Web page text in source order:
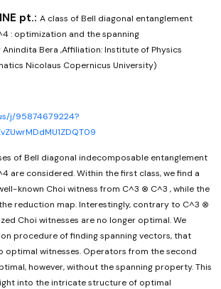
pt.: A class of Bell diagonal entanglement
: optimization and the spanning
Anindita Bera ,Affiliation: Institute of Physics
Nicolaus Copernicus University)
j/95874679224?
of Bell diagonal indecomposable entanglement
are considered. Within the first class, we find a
known Choi witness from C^3 ⊗ C^3 , while the
reduction map. Interestingly, contrary to C^3 ⊗
Choi witnesses are no longer optimal. We
procedure of finding spanning vectors, that
optimal witnesses. Operators from the second
however, without the spanning property. This
into the intricate structure of optimal